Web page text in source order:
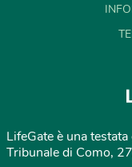
LifeGate è una
Tribunale di Como,